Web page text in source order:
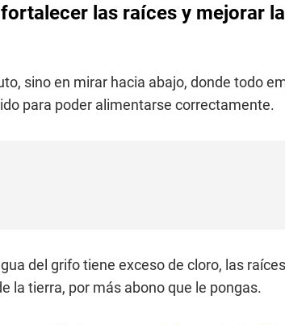
las raíces y mejorar
sino en mirar hacia abajo, donde todo
para poder alimentarse correctamente.
del grifo tiene exceso de cloro, las
la tierra, por más abono que le pongas.